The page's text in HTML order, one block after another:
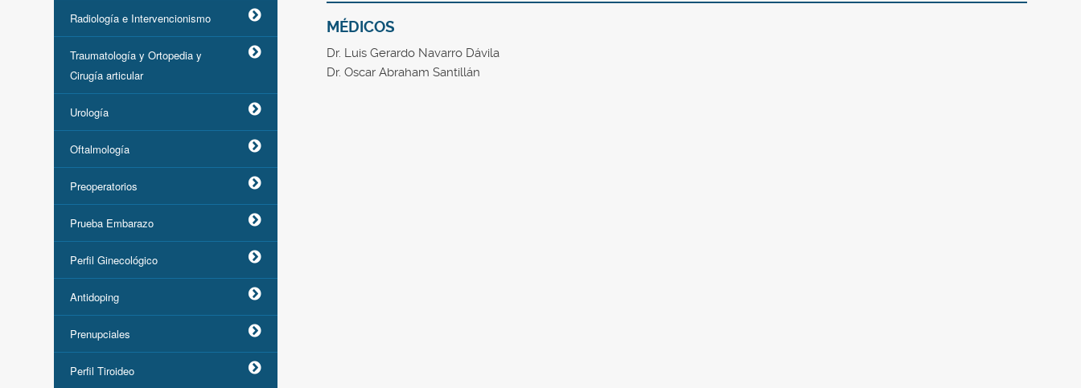
Radiología e Intervencionismo
Traumatología y Ortopedia y
Cirugía articular
Urología
Oftalmología
Preoperatorios
Prueba Embarazo
Perfil Ginecológico
Antidoping
Prenupciales
Perfil Tiroideo
MÉDICOS
Dr. Luis Gerardo Navarro Dávila
Dr. Oscar Abraham Santillán